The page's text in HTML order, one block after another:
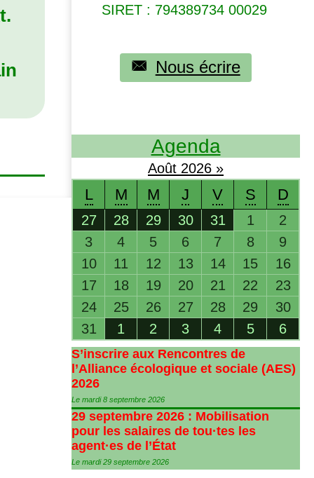
.
SIRET : 794389734 00029
Nous écrire
Agenda
Août 2026 »
L M M J V S D
27 28 29 30 31 1
2
3
4 5 6 7 8
9
10
11 12 13 14 15
16
17
18 19 20 21 22
23
24
25 26 27 28 29
30
31
1 2 3 4 5 6
S’inscrire aux Rencontres de
l’Alliance écologique et sociale (AES)
2026
Le mardi 8 septembre 2026
29 septembre 2026 : Mobilisation
pour les salaires de tou·tes les
agent·es de l’État
Le mardi 29 septembre 2026